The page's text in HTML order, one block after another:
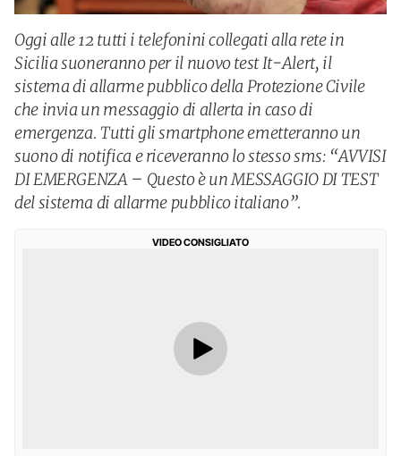
Oggi alle 12 tutti i telefonini collegati alla rete in
Sicilia suoneranno per il nuovo test It-Alert, il
sistema di allarme pubblico della Protezione Civile
che invia un messaggio di allerta in caso di
emergenza. Tutti gli smartphone emetteranno un
suono di notifica e riceveranno lo stesso sms: “AVVISI
DI EMERGENZA – Questo è un MESSAGGIO DI TEST
del sistema di allarme pubblico italiano”.
VIDEO CONSIGLIATO